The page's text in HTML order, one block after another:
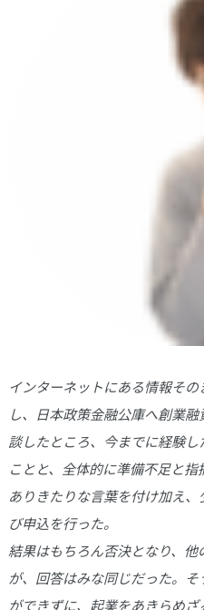
インターネットにある情報そ
し、日本政策金融公庫へ創業
談したところ、今までに経験
ことと、全体的に準備不足と指
ありきたりな言葉を付け加え
び申込を行った。
結果はもちろん否決となり、
が、回答はみな同じだった。
ができずに、起業をあきらめざ